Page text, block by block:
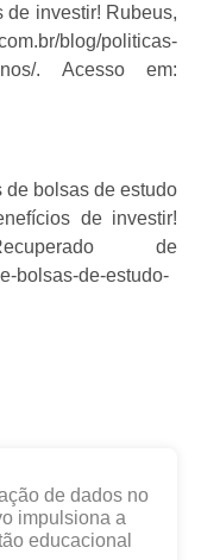
de investir! Rubeus,
blog/politicas-
. Acesso em:
de bolsas de estudo
de investir!
de
bolsas-de-estudo-
de dados no
impulsiona a
educacional